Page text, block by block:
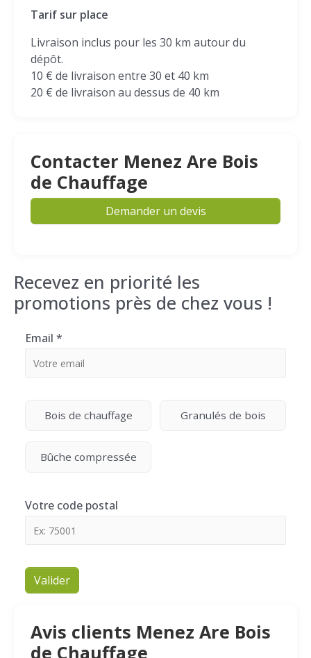
Tarif sur place
Livraison inclus pour les 30 km autour du
dépôt.
10 € de livraison entre 30 et 40 km
20 € de livraison au dessus de 40 km
Contacter Menez Are Bois
de Chauffage
Demander un devis
Recevez en priorité les
promotions près de chez vous !
Email *
Bois de chauffage Granulés de bois
Bûche compressée
Votre code postal
Valider
Avis clients Menez Are Bois
de Chauffage